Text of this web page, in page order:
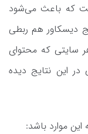
است که باعث می‌شود
دیسکاور هم ربطی
سایتی که محتوای
در این نتایج دیده
موارد باشد: